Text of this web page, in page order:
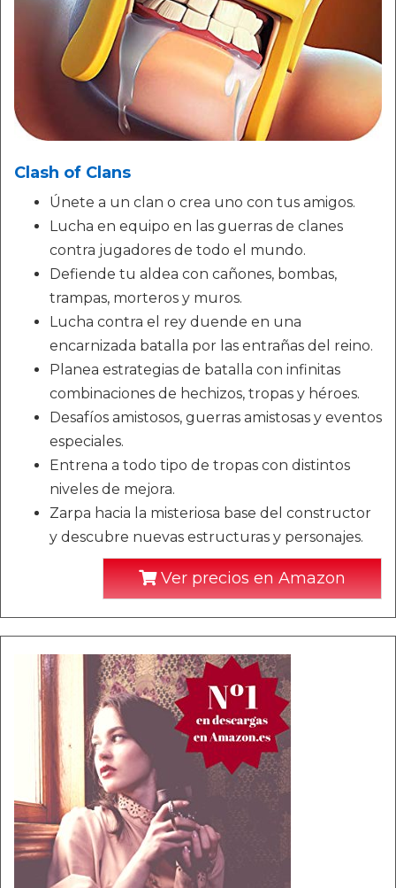
Clash of Clans
Únete a un clan o crea uno con tus amigos.
Lucha en equipo en las guerras de clanes
contra jugadores de todo el mundo.
Defiende tu aldea con cañones, bombas,
trampas, morteros y muros.
Lucha contra el rey duende en una
encarnizada batalla por las entrañas del reino.
Planea estrategias de batalla con infinitas
combinaciones de hechizos, tropas y héroes.
Desafíos amistosos, guerras amistosas y eventos
especiales.
Entrena a todo tipo de tropas con distintos
niveles de mejora.
Zarpa hacia la misteriosa base del constructor
y descubre nuevas estructuras y personajes.
Ver precios en Amazon